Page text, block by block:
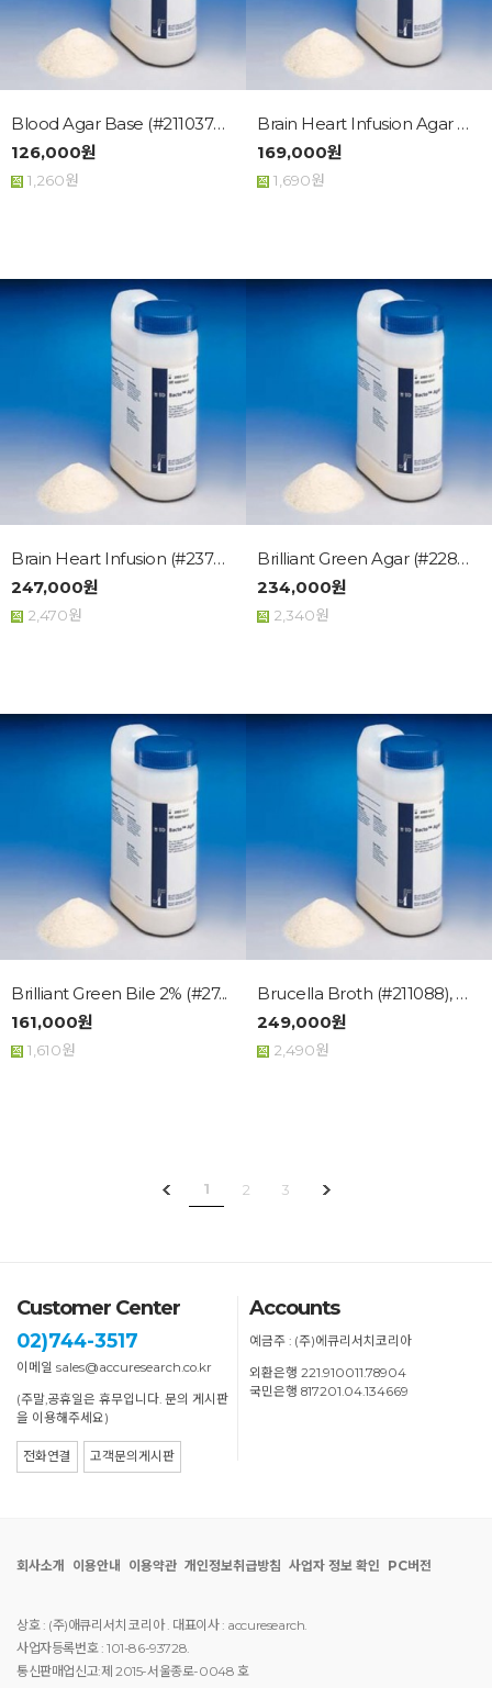
Blood Agar Base (#211037), B...
126,000원
1,260원
Brain Heart Infusion Agar (#...
169,000원
1,690원
Brain Heart Infusion (#23750...
247,000원
2,470원
Brilliant Green Agar (#22853...
234,000원
2,340원
Brilliant Green Bile 2% (#27...
161,000원
1,610원
Brucella Broth (#211088), BD...
249,000원
2,490원
1 2 3
Customer Center
02)744-3517
이메일 sales@accuresearch.co.kr
(주말,공휴일은 휴무입니다. 문의 게시판
을 이용해주세요)
전화연결 고객문의게시판
Accounts
예금주 : (주)에큐리서치코리아
외환은행 221.910011.78904
국민은행 817201.04.134669
회사소개 이용안내 이용약관 개인정보취급방침 사업자 정보 확인 PC버전
상호 : (주)애큐리서치 코리아 . 대표이사 : accuresearch.
사업자등록번호 : 101-86-93728.
통신판매업신고:제 2015-서울종로-0048 호